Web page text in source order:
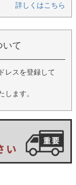
詳しくはこちら
いて
レスを登録して
ます。